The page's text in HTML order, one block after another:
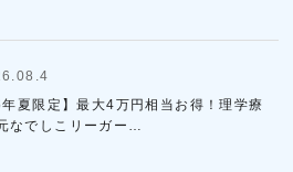
年夏限定】最大4万円相当お得！理学療
なでしこリーガー…